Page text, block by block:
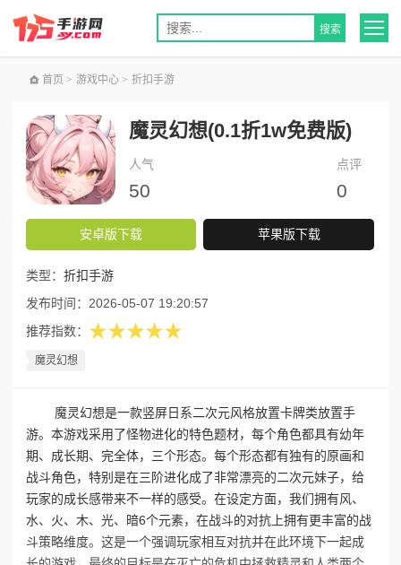
首页 > 游戏中心 > 折扣手游
魔灵幻想(0.1折1w免费版)
人气
50
点评
0
安卓版下载 苹果版下载
类型： 折扣手游
发布时间： 2026-05-07 19:20:57
推荐指数： ★★★★★
魔灵幻想
魔灵幻想是一款竖屏日系二次元风格放置卡牌类放置手
游。本游戏采用了怪物进化的特色题材，每个角色都具有幼年
期、成长期、完全体，三个形态。每个形态都有独有的原画和
战斗角色，特别是在三阶进化成了非常漂亮的二次元妹子，给
玩家的成长感带来不一样的感受。在设定方面，我们拥有风、
水、火、木、光、暗6个元素，在战斗的对抗上拥有更丰富的战
斗策略维度。这是一个强调玩家相互对抗并在此环境下一起成